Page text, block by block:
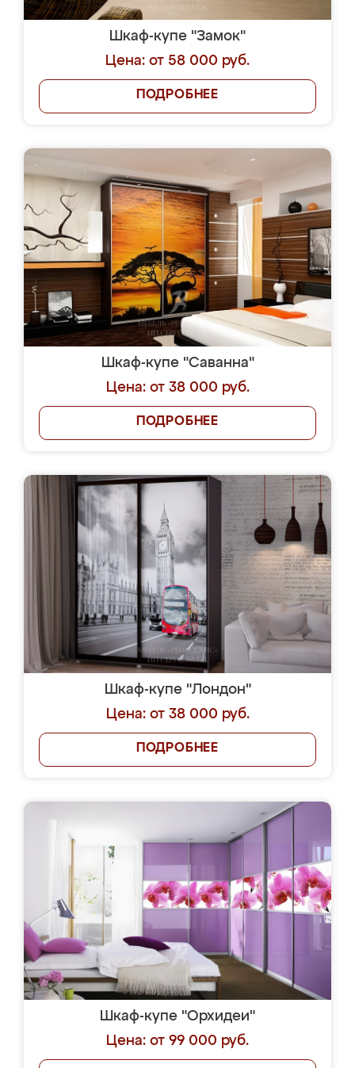
Шкаф-купе "Замок"
Цена: от 58 000 руб.
ПОДРОБНЕЕ
Шкаф-купе "Саванна"
Цена: от 38 000 руб.
ПОДРОБНЕЕ
Шкаф-купе "Лондон"
Цена: от 38 000 руб.
ПОДРОБНЕЕ
Шкаф-купе "Орхидеи"
Цена: от 99 000 руб.